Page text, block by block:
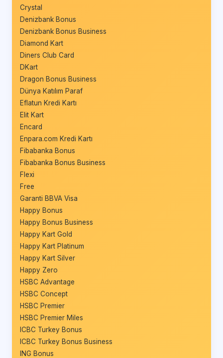
Crystal
Denizbank Bonus
Denizbank Bonus Business
Diamond Kart
Diners Club Card
DKart
Dragon Bonus Business
Dünya Katılım Paraf
Eflatun Kredi Kartı
Elit Kart
Encard
Enpara.com Kredi Kartı
Fibabanka Bonus
Fibabanka Bonus Business
Flexi
Free
Garanti BBVA Visa
Happy Bonus
Happy Bonus Business
Happy Kart Gold
Happy Kart Platinum
Happy Kart Silver
Happy Zero
HSBC Advantage
HSBC Concept
HSBC Premier
HSBC Premier Miles
ICBC Turkey Bonus
ICBC Turkey Bonus Business
ING Bonus